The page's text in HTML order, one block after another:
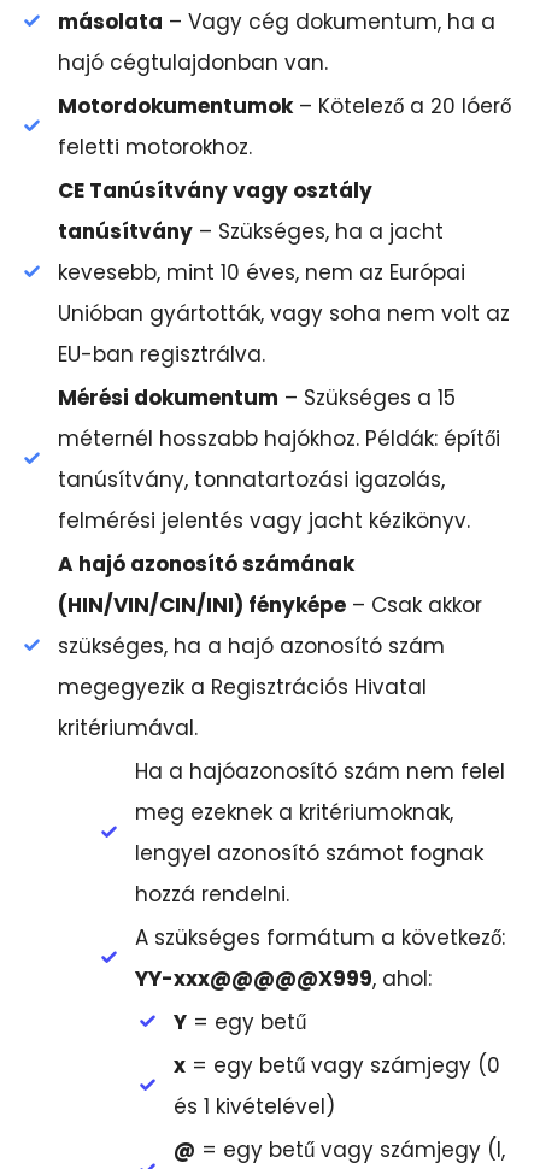
másolata – Vagy cég dokumentum, ha a
hajó cégtulajdonban van.
Motordokumentumok– Kötelező a 20 lóerő
feletti motorokhoz.
CE Tanúsítvány vagy osztály
tanúsítvány – Szükséges, ha a jacht
kevesebb, mint 10 éves, nem az Európai
Unióban gyártották, vagy soha nem volt az
EU-ban regisztrálva.
Mérési dokumentum – Szükséges a 15
méternél hosszabb hajókhoz. Példák: építői
tanúsítvány, tonnatartozási igazolás,
felmérési jelentés vagy jacht kézikönyv.
A hajó azonosító számának
(HIN/VIN/CIN/INI) fényképe – Csak akkor
szükséges, ha a hajó azonosító szám
megegyezik a Regisztrációs Hivatal
kritériumával.
Ha a hajóazonosító szám nem felel
meg ezeknek a kritériumoknak,
lengyel azonosító számot fognak
hozzá rendelni.
A szükséges formátum a következő:
YY-xxx@@@@@X999, ahol:
Y = egy betű
x = egy betű vagy számjegy (0
és 1 kivételével)
@ = egy betű vagy számjegy (I,